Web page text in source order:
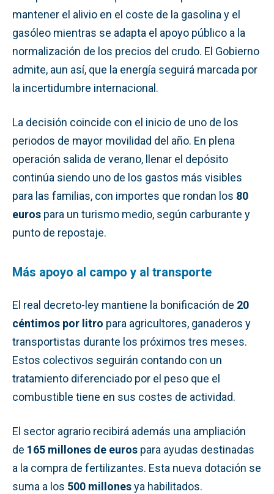
mantener el alivio en el coste de la gasolina y el
gasóleo mientras se adapta el apoyo público a la
normalización de los precios del crudo. El Gobierno
admite, aun así, que la energía seguirá marcada por
la incertidumbre internacional.
La decisión coincide con el inicio de uno de los
periodos de mayor movilidad del año. En plena
operación salida de verano, llenar el depósito
continúa siendo uno de los gastos más visibles
para las familias, con importes que rondan los 80
euros para un turismo medio, según carburante y
punto de repostaje.
Más apoyo al campo y al transporte
El real decreto-ley mantiene la bonificación de 20
céntimos por litro para agricultores, ganaderos y
transportistas durante los próximos tres meses.
Estos colectivos seguirán contando con un
tratamiento diferenciado por el peso que el
combustible tiene en sus costes de actividad.
El sector agrario recibirá además una ampliación
de 165 millones de euros para ayudas destinadas
a la compra de fertilizantes. Esta nueva dotación se
suma a los 500 millonesya habilitados.